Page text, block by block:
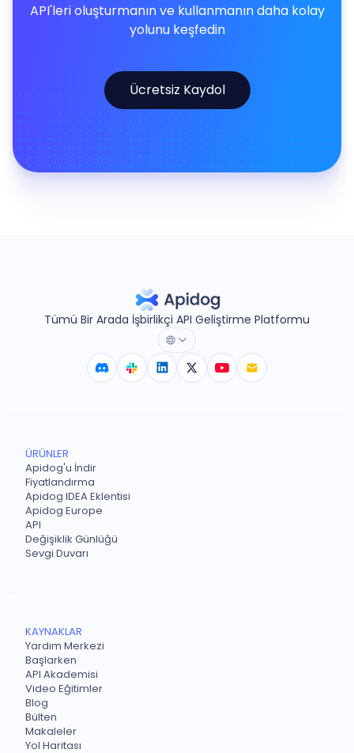
API'leri oluşturmanın ve kullanmanın daha kolay
yolunu keşfedin
Ücretsiz Kaydol
Tümü Bir Arada İşbirlikçi API Geliştirme Platformu
ÜRÜNLER
Apidog'u İndir
Fiyatlandırma
Apidog IDEA Eklentisi
Apidog Europe
API
Değişiklik Günlüğü
Sevgi Duvarı
KAYNAKLAR
Yardım Merkezi
Başlarken
API Akademisi
Video Eğitimler
Blog
Bülten
Makaleler
Yol Haritası